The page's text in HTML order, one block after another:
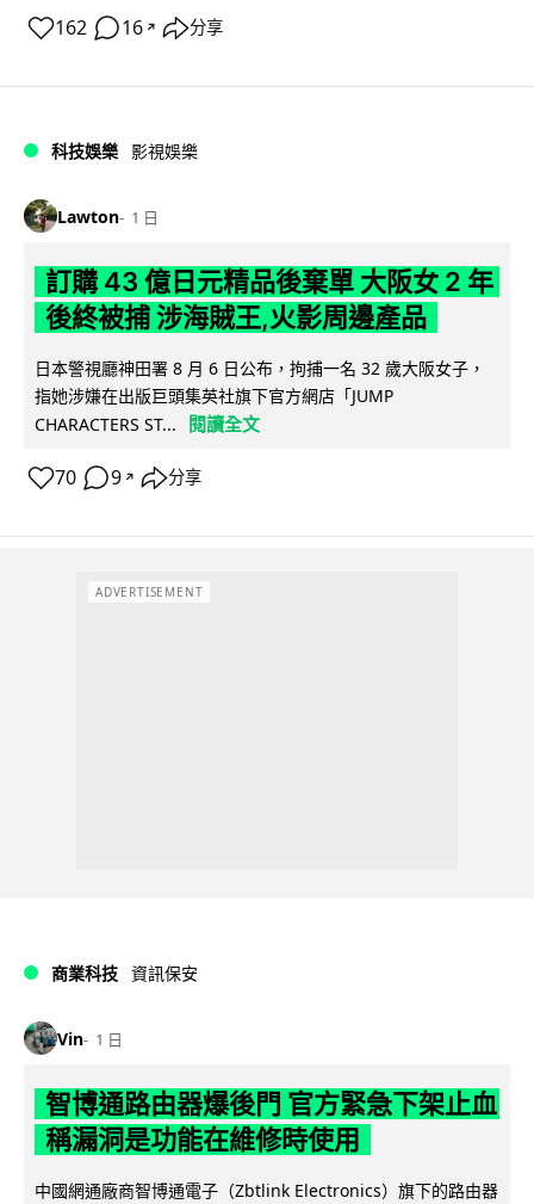
162 16 ↗ 分享
科技娛樂 影視娛樂
Lawton 1 日
訂購 43 億日元精品後棄單 大阪女 2 年
後終被捕 涉海賊王,火影周邊產品
日本警視廳神田署 8 月 6 日公布，拘捕一名 32 歲大阪女子，
指她涉嫌在出版巨頭集英社旗下官方網店「JUMP
CHARACTERS ST...
閱讀全文
70 9 ↗ 分享
ADVERTISEMENT
商業科技 資訊保安
Vin 1 日
智博通路由器爆後門 官方緊急下架止血
稱漏洞是功能在維修時使用
中國網通廠商智博通電子（Zbtlink Electronics）旗下的路由器